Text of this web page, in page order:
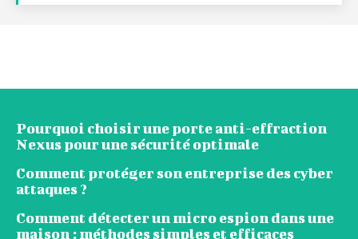
Pourquoi choisir une porte anti-effraction
Nexus pour une sécurité optimale
Comment protéger son entreprise des cyber
attaques ?
Comment détecter un micro espion dans une
maison : méthodes simples et efficaces